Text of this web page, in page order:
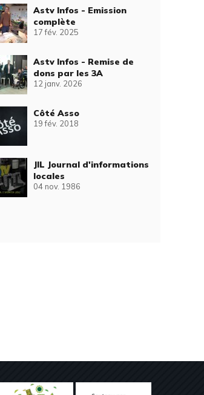
Astv Infos - Emission
complète
17 fév. 2025
Astv Infos - Remise de
dons par les 3A
12 janv. 2026
Côté Asso
19 fév. 2018
JIL Journal d'informations
locales
04 nov. 1986